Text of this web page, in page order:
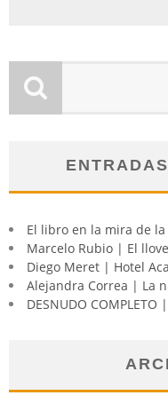
El libro en la mira de
Marcelo Rubio | El
Diego Meret | Hotel
Alejandra Correa | La
DESNUDO